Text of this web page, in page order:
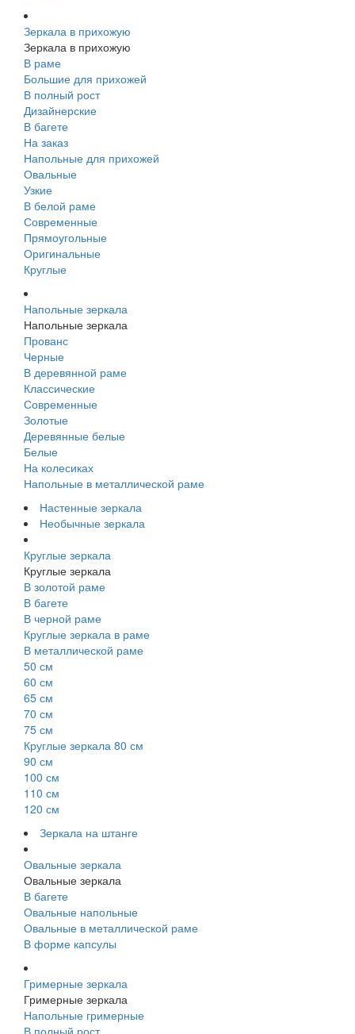
Зеркала в прихожую
Зеркала в прихожую
В раме
Большие для прихожей
В полный рост
Дизайнерские
В багете
На заказ
Напольные для прихожей
Овальные
Узкие
В белой раме
Современные
Прямоугольные
Оригинальные
Круглые
Напольные зеркала
Напольные зеркала
Прованс
Черные
В деревянной раме
Классические
Современные
Золотые
Деревянные белые
Белые
На колесиках
Напольные в металлической раме
Настенные зеркала
Необычные зеркала
Круглые зеркала
Круглые зеркала
В золотой раме
В багете
В черной раме
Круглые зеркала в раме
В металлической раме
50 см
60 см
65 см
70 см
75 см
Круглые зеркала 80 см
90 см
100 см
110 см
120 см
Зеркала на штанге
Овальные зеркала
Овальные зеркала
В багете
Овальные напольные
Овальные в металлической раме
В форме капсулы
Гримерные зеркала
Гримерные зеркала
Напольные гримерные
В полный рост